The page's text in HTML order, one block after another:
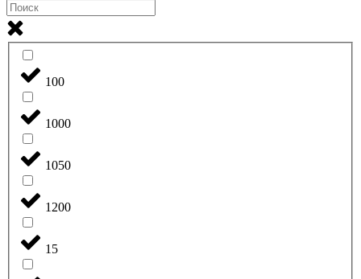
100
1000
1050
1200
15